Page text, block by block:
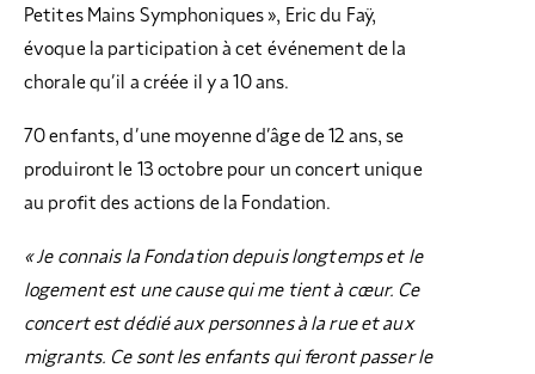
Petites Mains Symphoniques », Eric du Faÿ,
évoque la participation à cet événement de la
chorale qu’il a créée il y a 10 ans.
70 enfants, d’une moyenne d’âge de 12 ans, se
produiront le 13 octobre pour un concert unique
au profit des actions de la Fondation.
« Je connais la Fondation depuis longtemps et le
logement est une cause qui me tient à cœur. Ce
concert est dédié aux personnes à la rue et aux
migrants. Ce sont les enfants qui feront passer le